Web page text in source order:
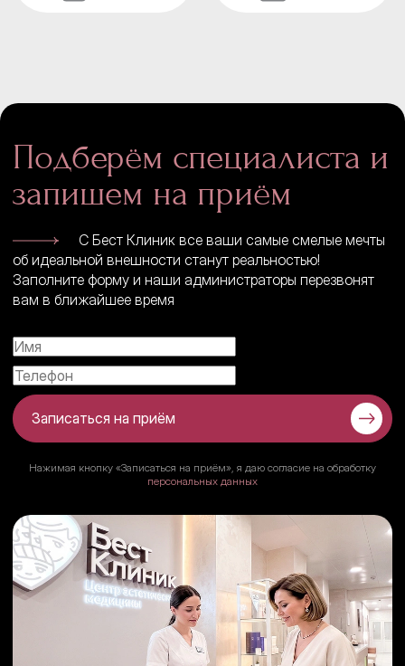
Подберём специалиста и
запишем на приём
С Бест Клиник все ваши самые смелые мечты
об идеальной внешности станут реальностью!
Заполните форму и наши администраторы перезвонят
вам в ближайшее время
Записаться на приём
Нажимая кнопку «Записаться на приём», я даю согласие на обработку
персональных данных